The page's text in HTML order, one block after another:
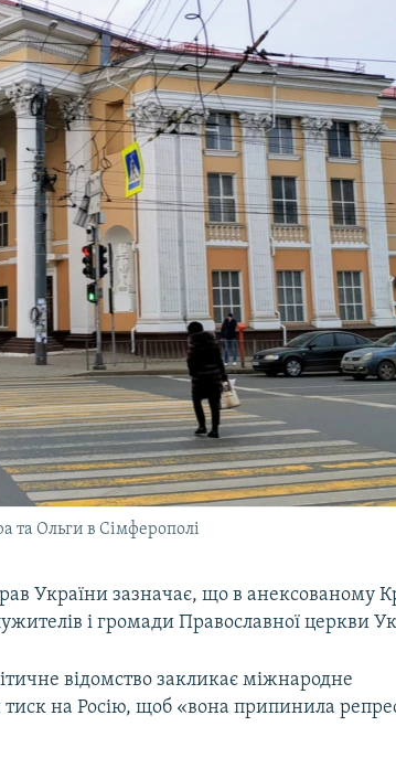
та Ольги в Сімферополі
України зазначає, що в анексованому
і громади Православної церкви
відомство закликає міжнародне
тиск на Росію, щоб «вона припинила